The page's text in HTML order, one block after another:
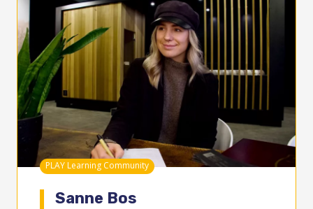
PLAY Learning Community
Sanne Bos